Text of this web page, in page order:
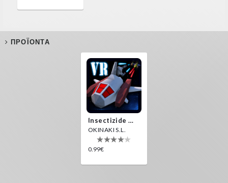
ΠΡΟΪΌΝΤΑ
Insectizide Wars VR
OKINAKI S.L.
0.99€